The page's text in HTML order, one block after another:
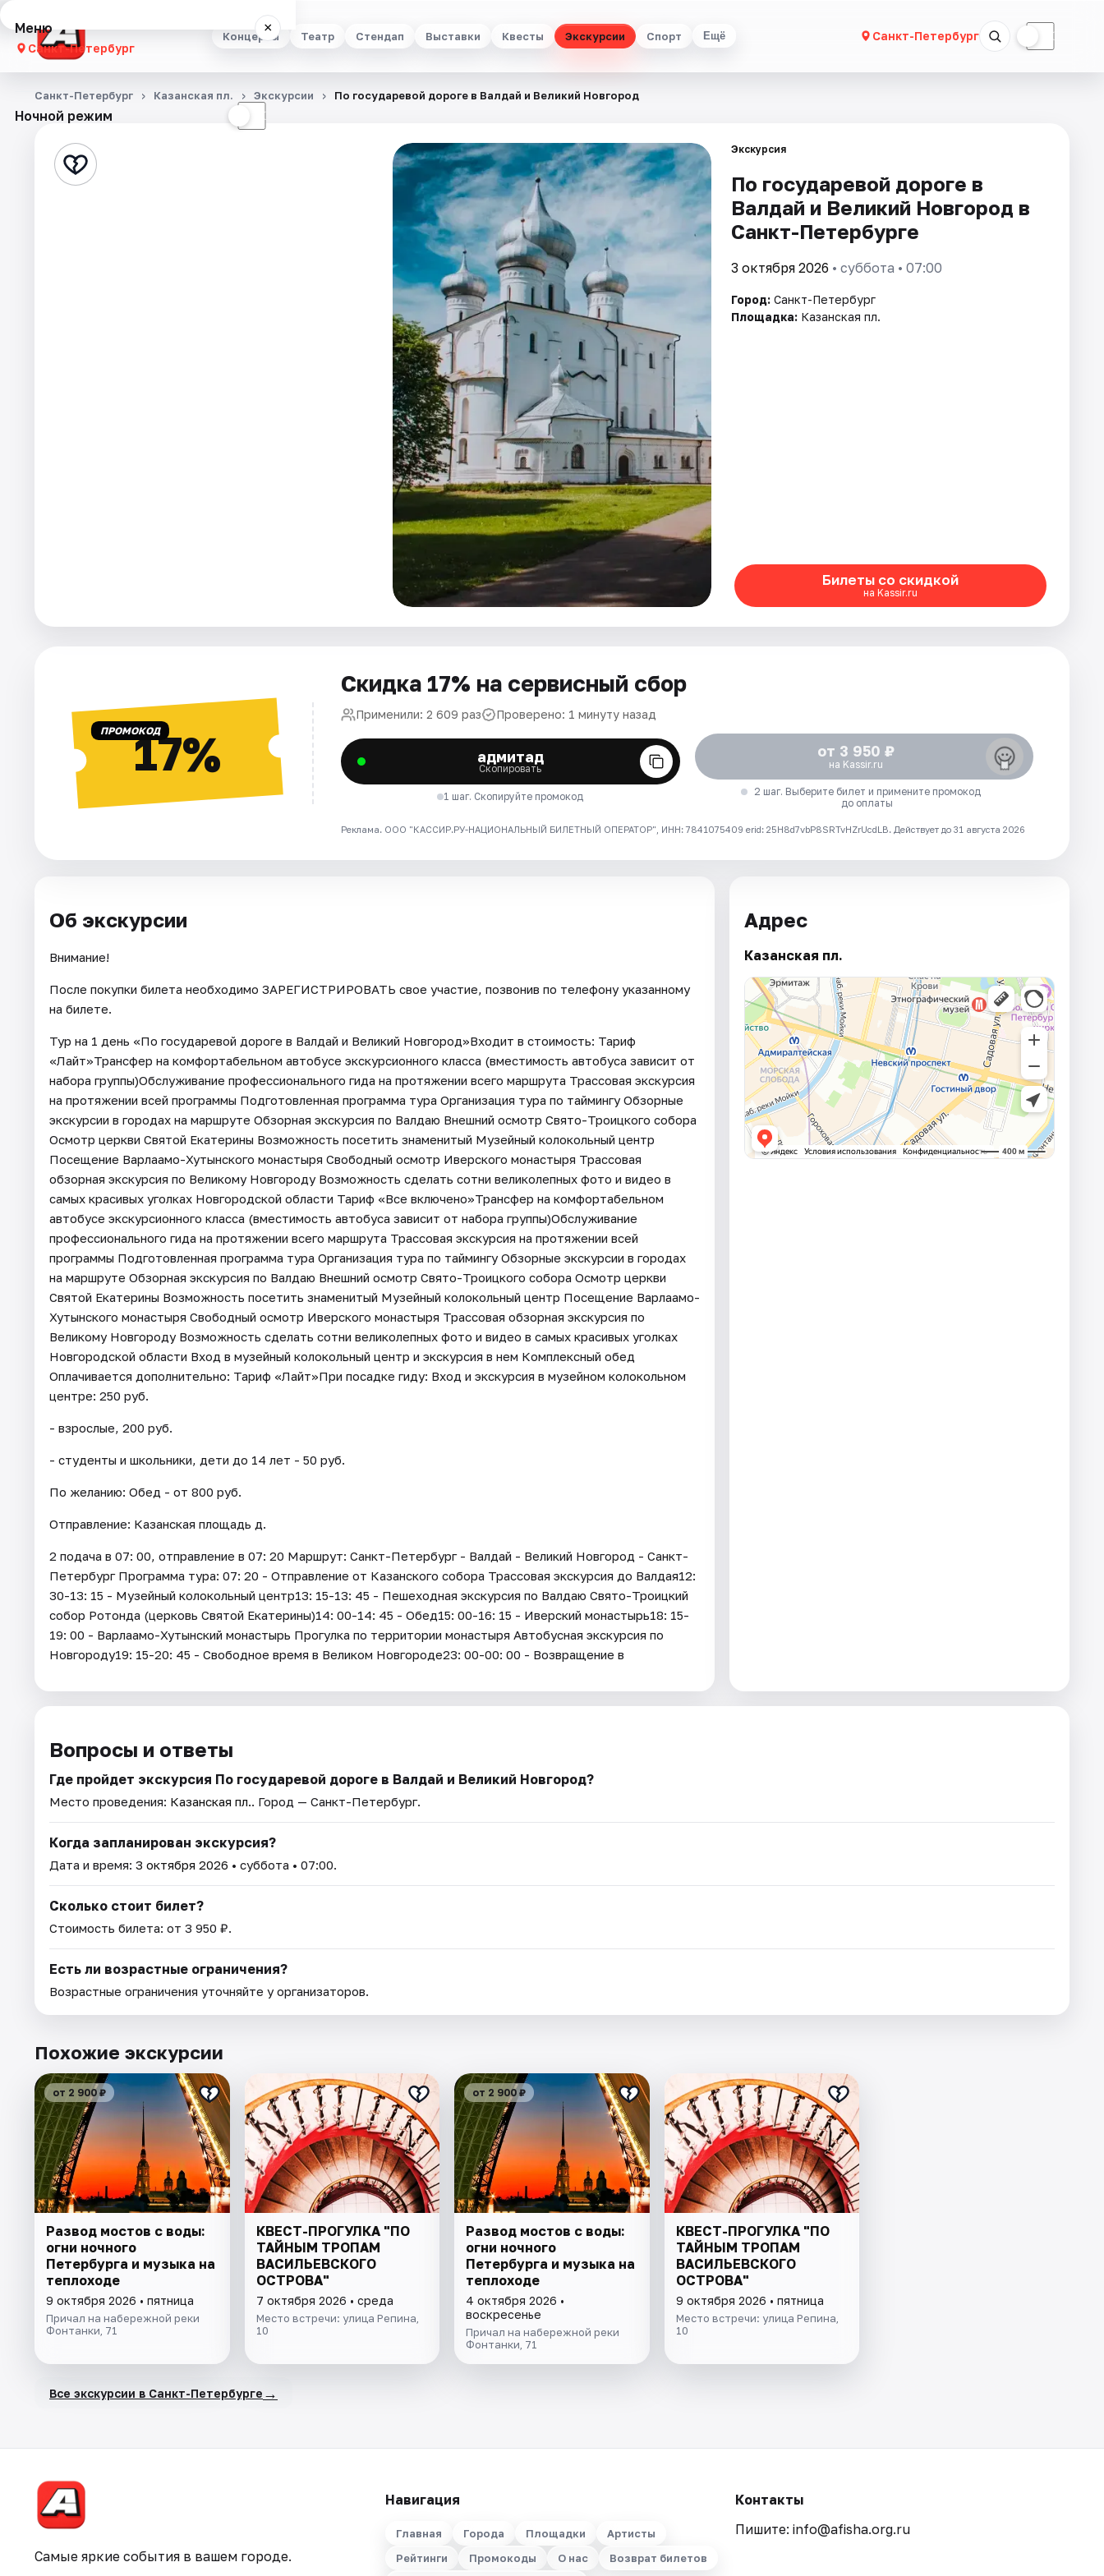
Концерты Театр Стендап Выставки Квесты Экскурсии Спорт Ещё Санкт-Петербург ☾
Меню ×
Санкт-Петербург
Концерты
Стендап
Ночной режим ☾
Санкт-Петербург Казанская пл. Экскурсии По государевой дороге в Валдай и Великий Новгород
Экскурсия
По государевой дороге в
Валдай и Великий Новгород в
Санкт-Петербурге
3 октября 2026 • суббота • 07:00
Город: Санкт-Петербург
Площадка: Казанская пл.
Билеты со скидкой
на Kassir.ru
ПРОМОКОД17%
Скидка 17% на сервисный сбор
Применили: 2 609 раз Проверено: 1 минуту назад
адмитад
Скопировать
1 шаг. Скопируйте промокод
от 3 950 ₽
на Kassir.ru
2 шаг. Выберите билет и примените промокод
до оплаты
Реклама. ООО "КАССИР.РУ-НАЦИОНАЛЬНЫЙ БИЛЕТНЫЙ ОПЕРАТОР", ИНН: 7841075409 erid: 25H8d7vbP8SRTvHZrUcdLB. Действует до 31 августа 2026
Об экскурсии
Внимание!
После покупки билета необходимо ЗАРЕГИСТРИРОВАТЬ свое участие, позвонив по телефону указанному
на билете.
Тур на 1 день «По государевой дороге в Валдай и Великий Новгород»Входит в стоимость: Тариф
«Лайт»Трансфер на комфортабельном автобусе экскурсионного класса (вместимость автобуса зависит от
набора группы)Обслуживание профессионального гида на протяжении всего маршрута Трассовая экскурсия
на протяжении всей программы Подготовленная программа тура Организация тура по таймингу Обзорные
экскурсии в городах на маршруте Обзорная экскурсия по Валдаю Внешний осмотр Свято-Троицкого собора
Осмотр церкви Святой Екатерины Возможность посетить знаменитый Музейный колокольный центр
Посещение Варлаамо-Хутынского монастыря Свободный осмотр Иверского монастыря Трассовая
обзорная экскурсия по Великому Новгороду Возможность сделать сотни великолепных фото и видео в
самых красивых уголках Новгородской области Тариф «Все включено»Трансфер на комфортабельном
автобусе экскурсионного класса (вместимость автобуса зависит от набора группы)Обслуживание
профессионального гида на протяжении всего маршрута Трассовая экскурсия на протяжении всей
программы Подготовленная программа тура Организация тура по таймингу Обзорные экскурсии в городах
на маршруте Обзорная экскурсия по Валдаю Внешний осмотр Свято-Троицкого собора Осмотр церкви
Святой Екатерины Возможность посетить знаменитый Музейный колокольный центр Посещение Варлаамо-
Хутынского монастыря Свободный осмотр Иверского монастыря Трассовая обзорная экскурсия по
Великому Новгороду Возможность сделать сотни великолепных фото и видео в самых красивых уголках
Новгородской области Вход в музейный колокольный центр и экскурсия в нем Комплексный обед
Оплачивается дополнительно: Тариф «Лайт»При посадке гиду: Вход и экскурсия в музейном колокольном
центре: 250 руб.
- взрослые, 200 руб.
- студенты и школьники, дети до 14 лет - 50 руб.
По желанию: Обед - от 800 руб.
Отправление: Казанская площадь д.
2 подача в 07: 00, отправление в 07: 20 Маршрут: Санкт-Петербург - Валдай - Великий Новгород - Санкт-
Петербург Программа тура: 07: 20 - Отправление от Казанского собора Трассовая экскурсия до Валдая12:
30-13: 15 - Музейный колокольный центр13: 15-13: 45 - Пешеходная экскурсия по Валдаю Свято-Троицкий
собор Ротонда (церковь Святой Екатерины)14: 00-14: 45 - Обед15: 00-16: 15 - Иверский монастырь18: 15-
19: 00 - Варлаамо-Хутынский монастырь Прогулка по территории монастыря Автобусная экскурсия по
Новгороду19: 15-20: 45 - Свободное время в Великом Новгороде23: 00-00: 00 - Возвращение в
Адрес
Казанская пл.
Вопросы и ответы
Где пройдет экскурсия По государевой дороге в Валдай и Великий Новгород?
Место проведения: Казанская пл.. Город — Санкт-Петербург.
Когда запланирован экскурсия?
Дата и время: 3 октября 2026 • суббота • 07:00.
Сколько стоит билет?
Стоимость билета: от 3 950 ₽.
Есть ли возрастные ограничения?
Возрастные ограничения уточняйте у организаторов.
Похожие экскурсии
от 2 900 ₽
Развод мостов с воды:
огни ночного
Петербурга и музыка на
теплоходе
9 октября 2026 • пятница
Причал на набережной реки
Фонтанки, 71
КВЕСТ-ПРОГУЛКА "ПО
ТАЙНЫМ ТРОПАМ
ВАСИЛЬЕВСКОГО
ОСТРОВА"
7 октября 2026 • среда
Место встречи: улица Репина,
10
от 2 900 ₽
Развод мостов с воды:
огни ночного
Петербурга и музыка на
теплоходе
4 октября 2026 •
воскресенье
Причал на набережной реки
Фонтанки, 71
КВЕСТ-ПРОГУЛКА "ПО
ТАЙНЫМ ТРОПАМ
ВАСИЛЬЕВСКОГО
ОСТРОВА"
9 октября 2026 • пятница
Место встречи: улица Репина,
10
Все экскурсии в Санкт-Петербурге →
Самые яркие события в вашем городе.
Навигация
Главная Города Площадки
Артисты
Рейтинги
Промокоды О нас Возврат билетов
Контакты
Пишите: info@afisha.org.ru